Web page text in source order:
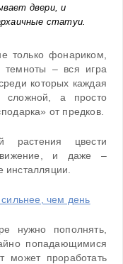
двери, и
статуи.
только фонариком,
– вся игра
которых каждая
сложной, а просто
от предков.
растения цвести
и даже –
инсталляции.
нужно пополнять,
попадающимися
может проработать